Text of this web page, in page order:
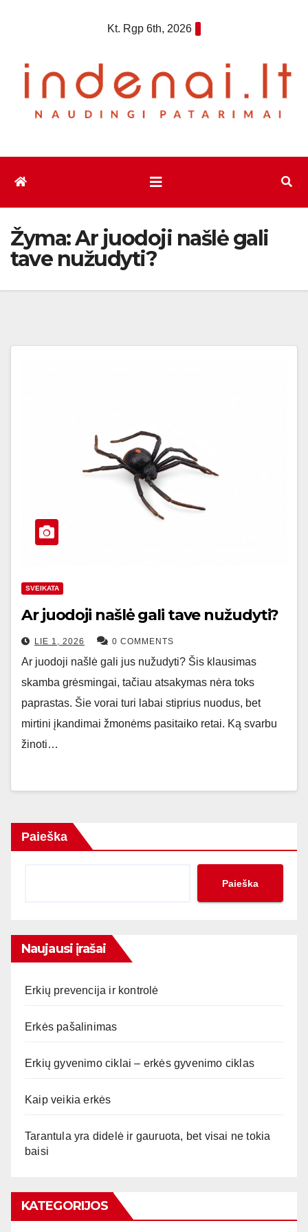
Kt. Rgp 6th, 2026
Žyma:Ar juodoji našlė gali
tave nužudyti?
SVEIKATA
Ar juodoji našlė gali tave nužudyti?
LIE 1, 2026 0 COMMENTS
Ar juodoji našlė gali jus nužudyti? Šis klausimas
skamba grėsmingai, tačiau atsakymas nėra toks
paprastas. Šie vorai turi labai stiprius nuodus, bet
mirtini įkandimai žmonėms pasitaiko retai. Ką svarbu
žinoti…
Paieška
Paieška
Naujausi įrašai
Erkių prevencija ir kontrolė
Erkės pašalinimas
Erkių gyvenimo ciklai – erkės gyvenimo ciklas
Kaip veikia erkės
Tarantula yra didelė ir gauruota, bet visai ne tokia
baisi
KATEGORIJOS